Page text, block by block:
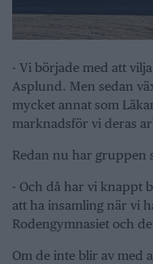
- Vi började med att
Asplund. Men sedan
mycket annat som
marknadsför vi deras
Redan nu har gruppen
- Och då har vi knappt
att ha insamling när vi
Rodengymnasiet och
Om de inte blir av med